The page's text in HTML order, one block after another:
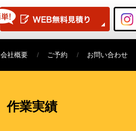
会社概要 ご予約 お問い合わせ
作業実績